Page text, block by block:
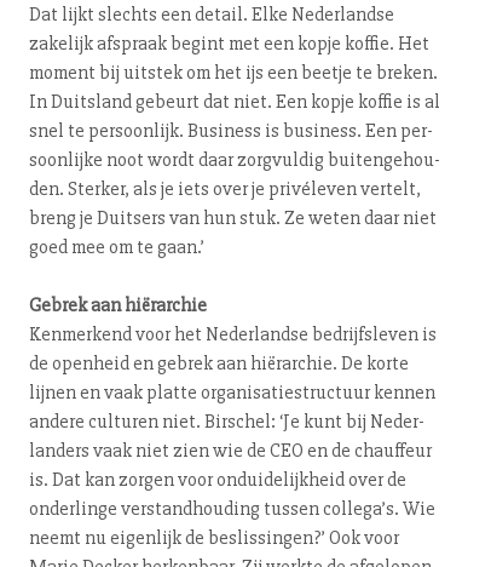
Dat lijkt slechts een detail. Elke Nederlandse
zakelijk afspraak begint met een kopje koffie. Het
moment bij uitstek om het ijs een beetje te breken.
In Duitsland gebeurt dat niet. Een kopje koffie is al
snel te persoonlijk. Business is business. Een per­
soon­lij­ke noot wordt daar zorgvuldig bui­ten­ge­hou­
den. Sterker, als je iets over je privéleven vertelt,
breng je Duitsers van hun stuk. Ze weten daar niet
goed mee om te gaan.’
Gebrek aan hiërarchie
Kenmerkend voor het Nederlandse be­drijfs­le­ven is
de openheid en gebrek aan hiërarchie. De korte
lijnen en vaak platte or­ga­ni­sa­tie­struc­tuur kennen
andere culturen niet. Birschel: ‘Je kunt bij Ne­der­
lan­ders vaak niet zien wie de CEO en de chauffeur
is. Dat kan zorgen voor on­dui­de­lijk­heid over de
onderlinge ver­stand­hou­ding tussen collega’s. Wie
neemt nu eigenlijk de be­slis­sin­gen?’ Ook voor